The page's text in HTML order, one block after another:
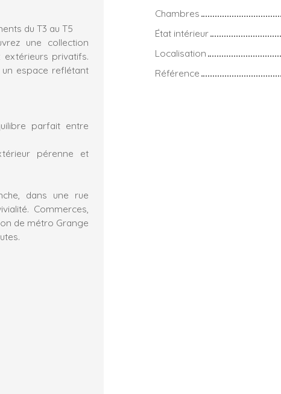
du T3 au T5
une collection
privatifs.
espace reflétant
parfait entre
pérenne et
dans une rue
Commerces,
de métro Grange
Chambres
État intérieur
Localisation
Référence